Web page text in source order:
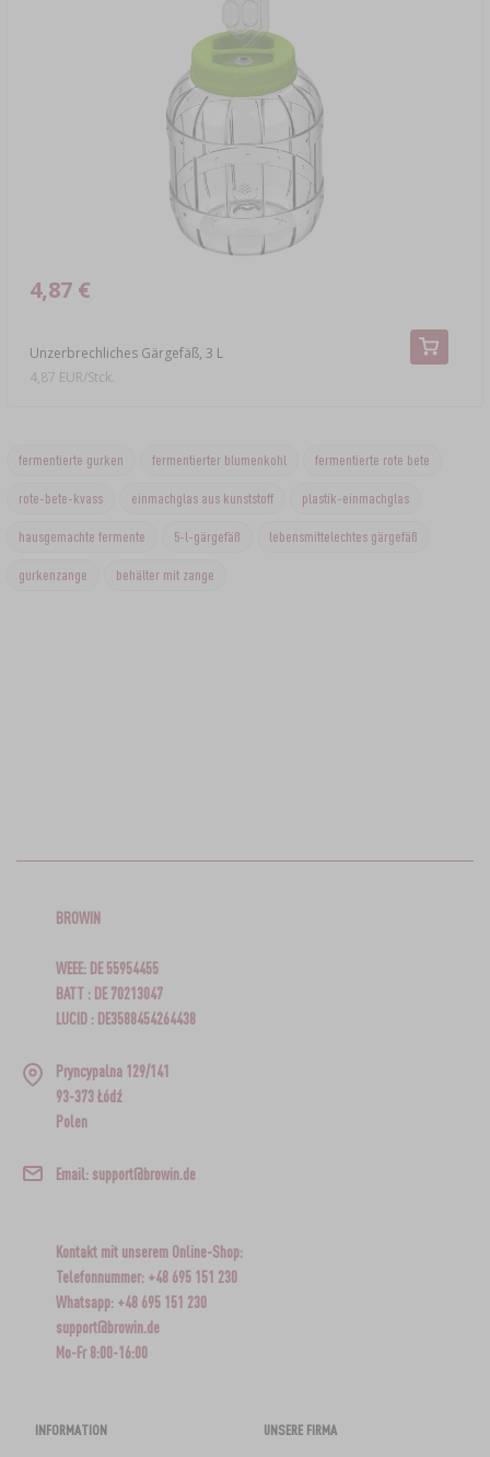
Unzerbrechliches Gärgefäß, 3 L
4,87 €
4,87 EUR/Stck.
fermentierte gurken fermentierter blumenkohl fermentierte rote bete
rote-bete-kvass einmachglas aus kunststoff plastik-einmachglas
hausgemachte fermente 5-l-gärgefäß lebensmittelechtes gärgefäß
gurkenzange behälter mit zange
BROWIN
WEEE: DE 55954455
BATT : DE 70213047
LUCID : DE3588454264438
Pryncypalna 129/141
93-373 Łódź
Polen
Email: support@browin.de
Kontakt mit unserem Online-Shop:
Telefonnummer: +48 695 151 230
Whatsapp: +48 695 151 230
support@browin.de
Mo-Fr 8:00-16:00
INFORMATION UNSERE FIRMA